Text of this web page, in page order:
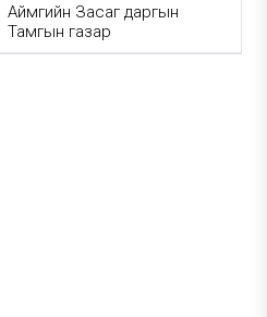
Аймгийн Засаг даргын
Тамгын газар